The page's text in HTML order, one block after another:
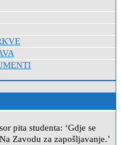
pita studenta: ‘Gdje se
Zavodu za zapošljavanje.’